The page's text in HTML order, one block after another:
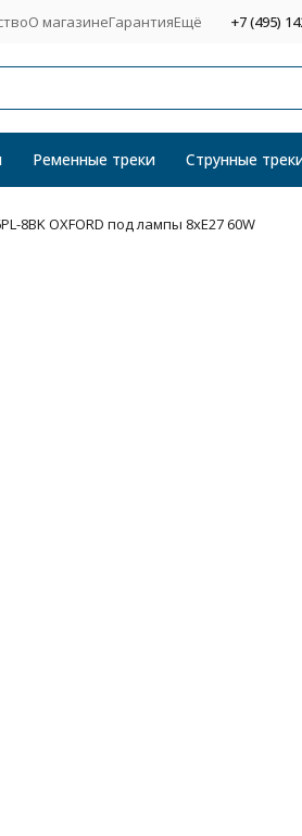
О магазинеГарантияЕщё +7 (495)
Ременные треки Струнные
8BK OXFORD под лампы 8xE27 60W